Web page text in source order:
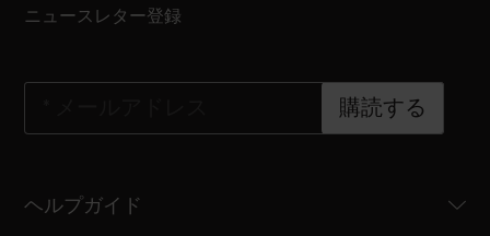
ニュースレター登録
購読する
ヘルプガイド